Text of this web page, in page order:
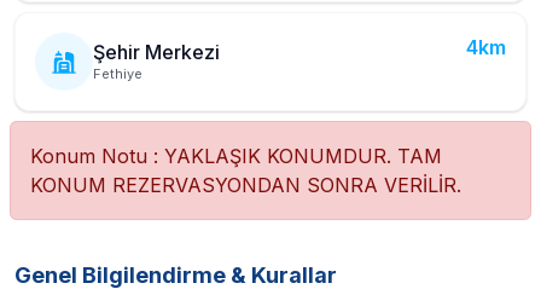
Şehir Merkezi
Fethiye
4km
Konum Notu : YAKLAŞIK KONUMDUR. TAM
KONUM REZERVASYONDAN SONRA VERİLİR.
Genel Bilgilendirme & Kurallar